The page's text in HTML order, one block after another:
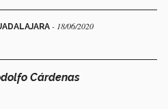
- 18/06/2020
Cárdenas